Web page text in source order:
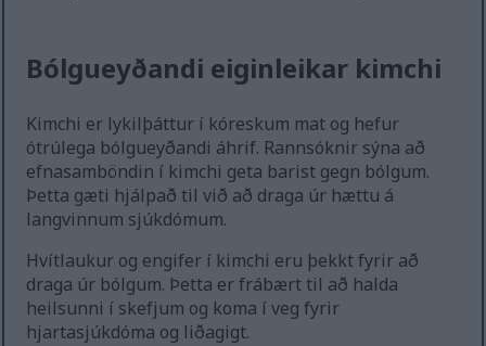
Bólgueyðandi eiginleikar kimchi
Kimchi er lykilþáttur í kóreskum mat og hefur
ótrúlega bólgueyðandi áhrif. Rannsóknir sýna að
efnasamböndin í kimchi geta barist gegn bólgum.
Þetta gæti hjálpað til við að draga úr hættu á
langvinnum sjúkdómum.
Hvítlaukur og engifer í kimchi eru þekkt fyrir að
draga úr bólgum. Þetta er frábært til að halda
heilsunni í skefjum og koma í veg fyrir
hjartasjúkdóma og liðagigt.